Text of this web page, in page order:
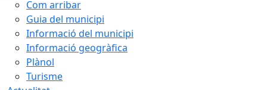
Com arribar
Guia del municipi
Informació del municipi
Informació geogràfica
Plànol
Turisme